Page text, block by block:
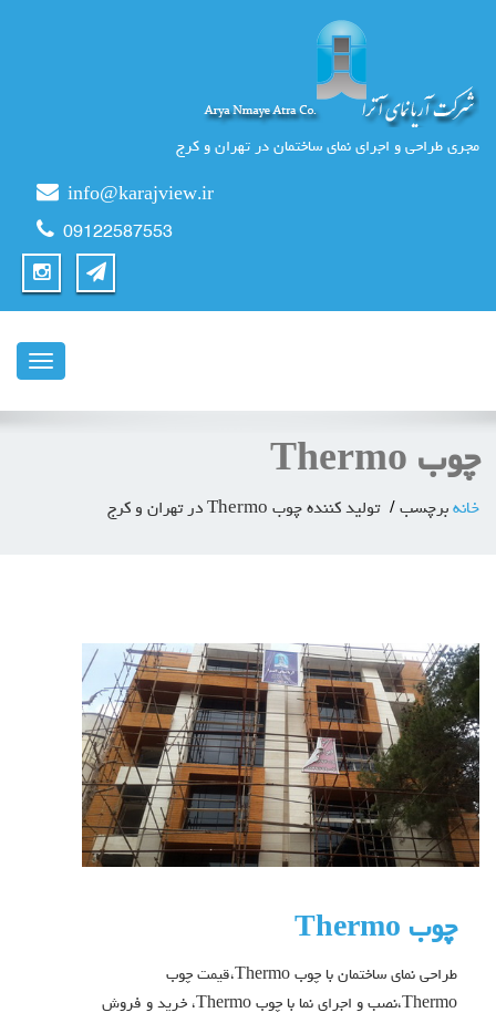
مجری طراحی و اجرای نمای ساختمان در تهران و کرج
info@karajview.ir
09122587553
ناوبری
چوب Thermo
خانه برچسب تولید کننده چوب Thermo در تهران و کرج
چوب Thermo
طراحی نمای ساختمان با چوب Thermo ،قیمت چوب
Thermo،نصب و اجرای نما با چوب Thermo
، خرید و فروش